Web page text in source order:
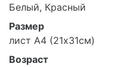
Белый, Красный
Размер
лист А4 (21х31см)
Возраст